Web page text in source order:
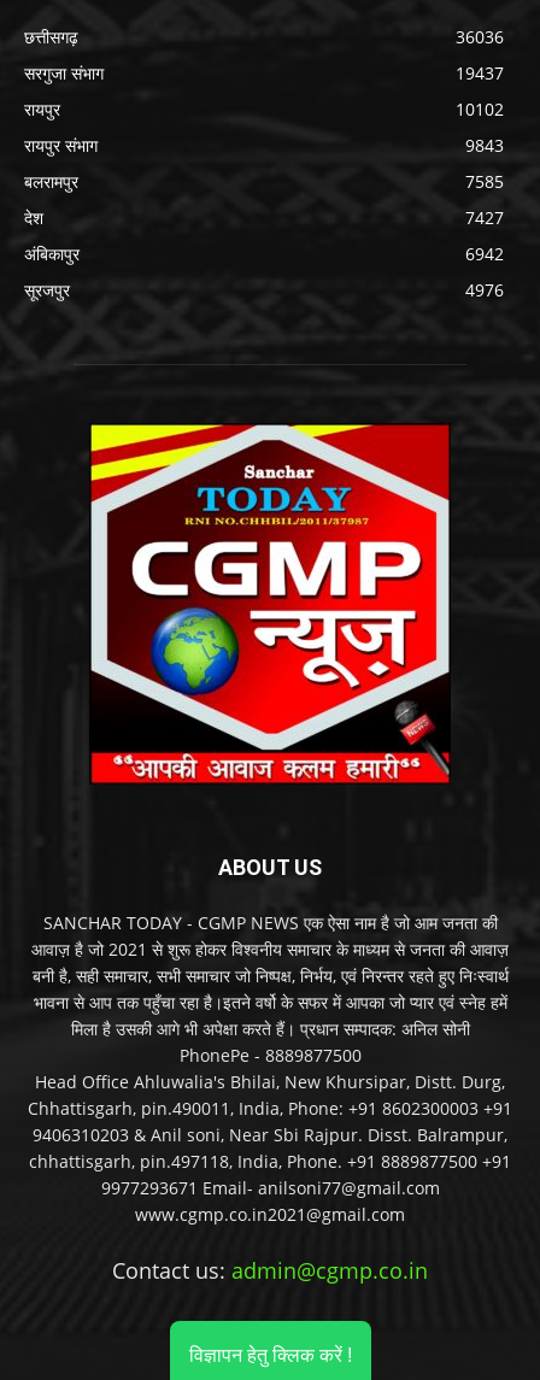
छत्तीसगढ़
36036
सरगुजा संभाग
19437
रायपुर
10102
रायपुर संभाग
9843
बलरामपुर
7585
देश
7427
अंबिकापुर
6942
सूरजपुर
4976
ABOUT US
SANCHAR TODAY - CGMP NEWS एक ऐसा नाम है जो आम जनता की
आवाज़ है जो 2021 से शुरू होकर विश्वनीय समाचार के माध्यम से जनता की आवाज़
बनी है, सही समाचार, सभी समाचार जो निष्पक्ष, निर्भय, एवं निरन्तर रहते हुए निःस्वार्थ
भावना से आप तक पहुँचा रहा है।इतने वर्षो के सफर में आपका जो प्यार एवं स्नेह हमें
मिला है उसकी आगे भी अपेक्षा करते हैं। प्रधान सम्पादक: अनिल सोनी
PhonePe - 8889877500
Head Office Ahluwalia's Bhilai, New Khursipar, Distt. Durg,
Chhattisgarh, pin.490011, India, Phone: +91 8602300003 +91
9406310203 & Anil soni, Near Sbi Rajpur. Disst. Balrampur,
chhattisgarh, pin.497118, India, Phone. +91 8889877500 +91
9977293671 Email- anilsoni77@gmail.com
www.cgmp.co.in2021@gmail.com
Contact us: admin@cgmp.co.in
विज्ञापन हेतु क्लिक करें !